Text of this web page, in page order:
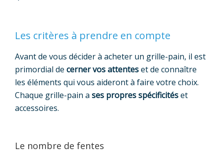
Les critères à prendre en compte
Avant de vous décider à acheter un grille-pain, il est
primordial de cerner vos attenteset de connaître
les éléments qui vous aideront à faire votre choix.
Chaque grille-pain a ses propres spécificitéset
accessoires.
Le nombre de fentes